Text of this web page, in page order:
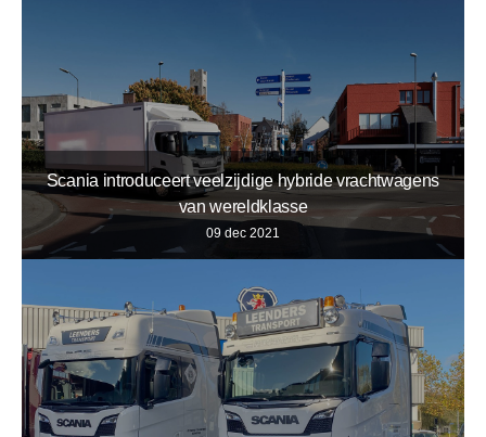
Scania introduceert veelzijdige hybride vrachtwagens
van wereldklasse
09 dec 2021